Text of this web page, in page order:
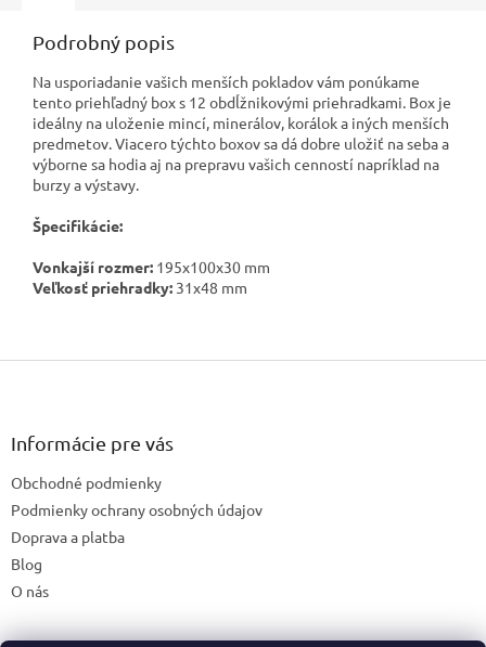
Podrobný popis
Na usporiadanie vašich menších pokladov vám ponúkame
tento priehľadný box s 12 obdĺžnikovými priehradkami. Box je
ideálny na uloženie mincí, minerálov, korálok a iných menších
predmetov. Viacero týchto boxov sa dá dobre uložiť na seba a
výborne sa hodia aj na prepravu vašich cenností napríklad na
burzy a výstavy.
Špecifikácie:
Vonkajší rozmer: 195x100x30 mm
Veľkosť priehradky: 31x48 mm
Z
Informácie pre vás
Obchodné podmienky
Podmienky ochrany osobných údajov
Doprava a platba
Blog
O nás